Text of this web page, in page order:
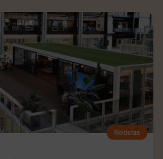
Noticias